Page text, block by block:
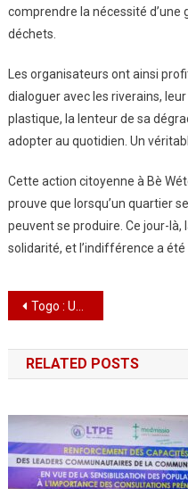
comprendre la nécessité
déchets.
Les organisateurs ont ainsi
dialoguer avec les riverains,
plastique, la lenteur de sa
adopter au quotidien. Un
Cette action citoyenne à Bè
prouve que lorsqu’un quartier
peuvent se produire. Ce jour-là,
solidarité, et l’indifférence a
Navigation
de
l’article
Togo : Un cas de variole du singe confirmé dans le Grand Lomé, des mesures de prévention renforcées
RELATED POSTS